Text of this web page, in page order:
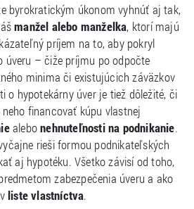
byrokratickým úkonom vyhnúť aj tak,
manžel alebo manželka, ktorí majú
príjem na to, aby pokryl
úveru – čiže príjmu po odpočte
minima či existujúcich záväzkov
o hypotekárny úver je tiež dôležité, či
financovať kúpu vlastnej
alebonehnuteľnosti na podnikanie.
rieši formou podnikateľských
aj hypotéku. Všetko závisí od toho,
zabezpečenia úveru a ako
liste vlastníctva.